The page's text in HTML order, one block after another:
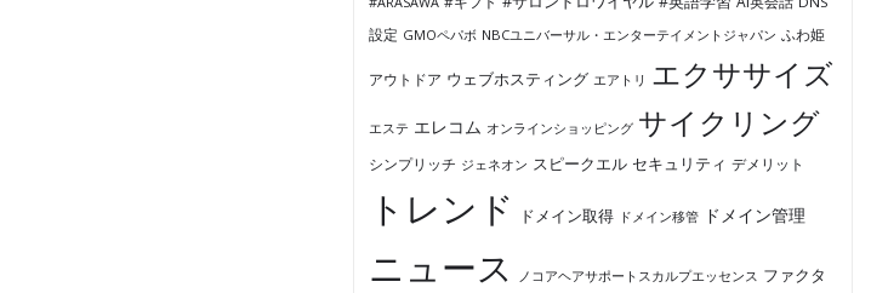
設定 GMOペパボ NBCユニバーサル・エンターテイメントジャパン ふわ姫
アウトドア ウェブホスティング エアトリ エクササイズ
エステ エレコム オンラインショッピング サイクリング
シンプリッチ ジェネオン スピークエル セキュリティ デメリット
トレンド ドメイン取得 ドメイン移管 ドメイン管理
ニュース ノコアヘアサポートスカルプエッセンス ファクタ